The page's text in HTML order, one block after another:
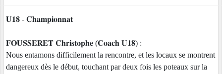
𝐔𝟏𝟖 - 𝐂𝐡𝐚𝐦𝐩𝐢𝐨𝐧𝐧𝐚𝐭
𝐅𝐎𝐔𝐒𝐒𝐄𝐑𝐄𝐓 𝐂𝐡𝐫𝐢𝐬𝐭𝐨𝐩𝐡𝐞 (𝐂𝐨𝐚𝐜𝐡 𝐔𝟏𝟖) :
Nous entamons difficilement la rencontre, et les locaux se montrent
dangereux dès le début, touchant par deux fois les poteaux sur la